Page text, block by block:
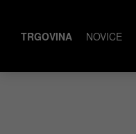
TRGOVINA NOVICE